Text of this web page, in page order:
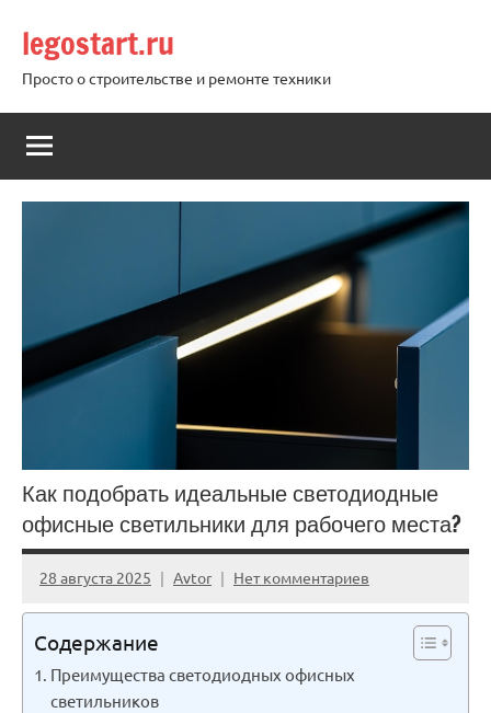
содержимому
legostart.ru
Просто о строительстве и ремонте техники
Как подобрать идеальные светодиодные
офисные светильники для рабочего места?
28 августа 2025 Avtor Нет комментариев
Содержание
Преимущества светодиодных офисных
светильников